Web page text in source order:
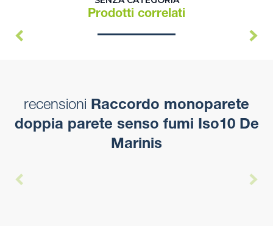
Prodotti correlati
recensioni Raccordo monoparete
doppia parete senso fumi Iso10 De
Marinis